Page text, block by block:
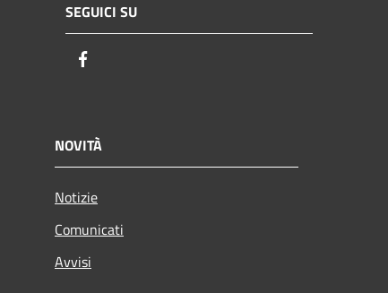
SEGUICI SU
NOVITÀ
Notizie
Comunicati
Avvisi